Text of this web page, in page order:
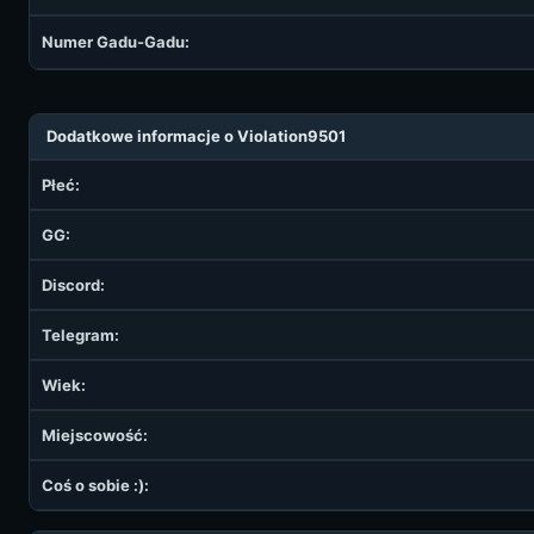
Numer Gadu-Gadu:
Dodatkowe informacje o Violation9501
Płeć:
GG:
Discord:
Telegram:
Wiek:
Miejscowość:
Coś o sobie :):